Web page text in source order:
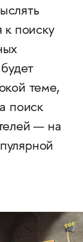
к поиску
теме,
поиск
— на